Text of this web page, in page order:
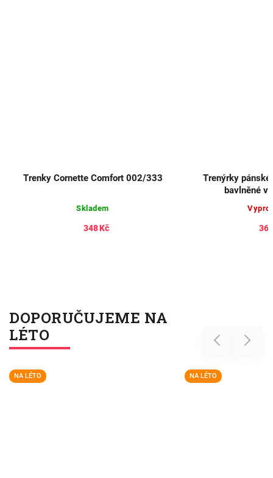
Trenky Cornette Comfort 002/333
Skladem
348 Kč
Trenýrky pánské
bavlněné
DOPORUČUJEME NA
LÉTO
Previous
NA LÉTO NA LÉTO
Next